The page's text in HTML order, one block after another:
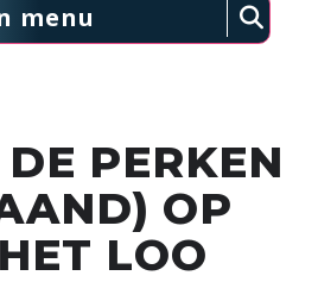
menu
PERKEN
OP
LOO